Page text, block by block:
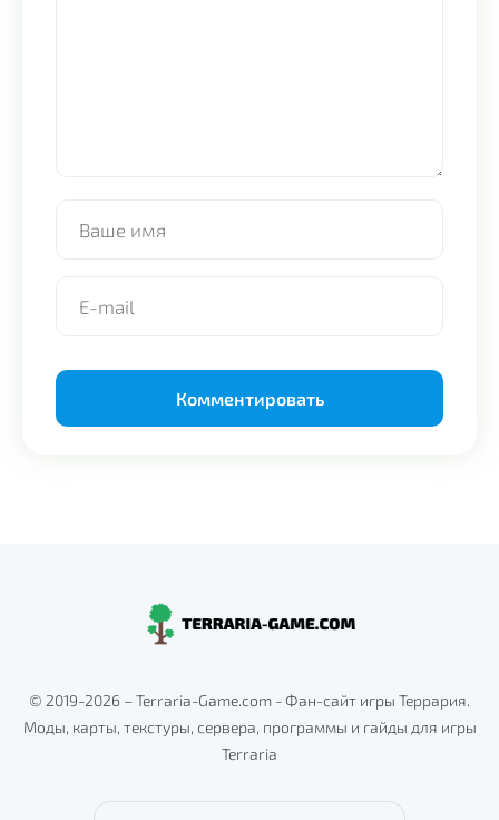
© 2019-2026 – Terraria-Game.com - Фан-сайт игры Террария.
Моды, карты, текстуры, сервера, программы и гайды для игры
Terraria